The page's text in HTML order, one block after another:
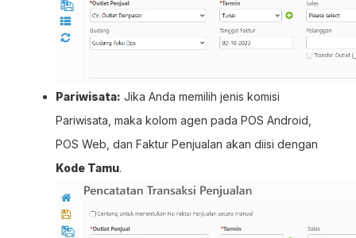
Pariwisata: Jika Anda memilih jenis komisi
Pariwisata, maka kolom agen pada POS Android,
POS Web, dan Faktur Penjualan akan diisi dengan
Kode Tamu.